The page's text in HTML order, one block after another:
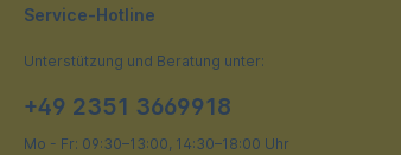
Service-Hotline
Unterstützung und Beratung unter:
+49 2351 3669918
Mo - Fr: 09:30–13:00, 14:30–18:00 Uhr